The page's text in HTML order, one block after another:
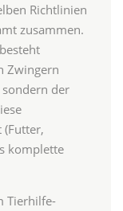
Richtlinien
zusammen.
Zwingern
der
(Futter,
komplette
Tierhilfe-